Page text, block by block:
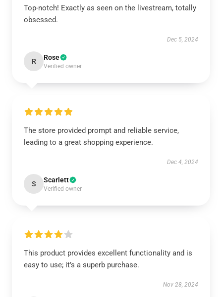
Top-notch! Exactly as seen on the livestream, totally
obsessed.
Dec 5, 2024
R Rose
Verified owner
The store provided prompt and reliable service,
leading to a great shopping experience.
Dec 4, 2024
S Scarlett
Verified owner
This product provides excellent functionality and is
easy to use; it’s a superb purchase.
Nov 28, 2024